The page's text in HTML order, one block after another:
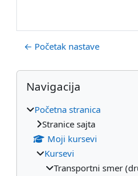
← Početak nastave
Blokovi
Preskoči Navigacija
Navigacija
Početna stranica
Stranice sajta
Moji kursevi
Kursevi
Transportni smer